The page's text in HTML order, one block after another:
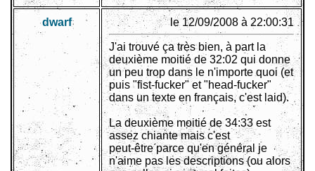
dwarf le 12/09/2008 à 22:00:31
J'ai trouvé ça très bien, à part la
deuxième moitié de 32:02 qui donne
un peu trop dans le n'importe quoi (et
puis "fist-fucker" et "head-fucker"
dans un texte en français, c'est laid).
La deuxième moitié de 34:33 est
assez chiante mais c'est
peut-être parce qu'en général je
n'aime pas les descriptions (ou alors